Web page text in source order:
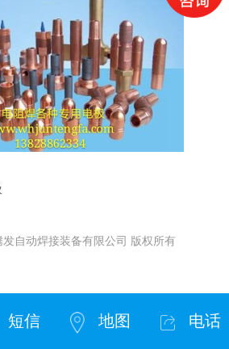
自动焊接装备有限公司 版权所有
短信 地图 电话